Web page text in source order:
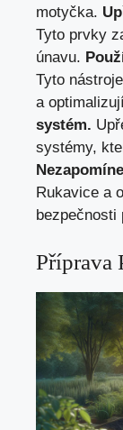
motyčka.
Tyto prvky
únavu.
Tyto
a
systém.
systémy,
Rukavice a
bezpečnosti
Příprava